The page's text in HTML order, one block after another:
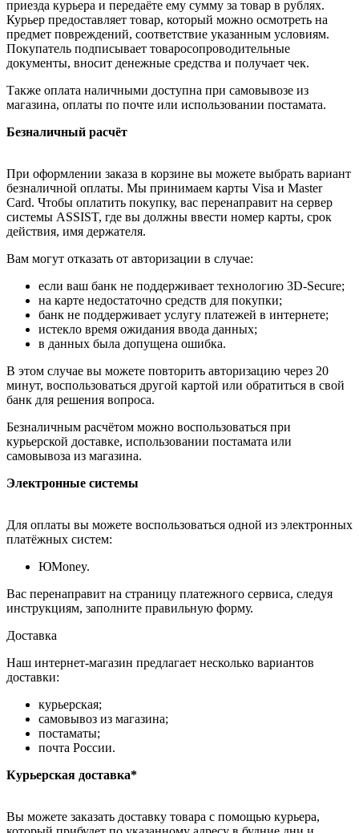
приезда курьера и передаёте ему сумму за товар в рублях.
Курьер предоставляет товар, который можно осмотреть на
предмет повреждений, соответствие указанным условиям.
Покупатель подписывает товаросопроводительные
документы, вносит денежные средства и получает чек.
Также оплата наличными доступна при самовывозе из
магазина, оплаты по почте или использовании постамата.
Безналичный расчёт
При оформлении заказа в корзине вы можете выбрать вариант
безналичной оплаты. Мы принимаем карты Visa и Master
Card. Чтобы оплатить покупку, вас перенаправит на сервер
системы ASSIST, где вы должны ввести номер карты, срок
действия, имя держателя.
Вам могут отказать от авторизации в случае:
если ваш банк не поддерживает технологию 3D-Secure;
на карте недостаточно средств для покупки;
банк не поддерживает услугу платежей в интернете;
истекло время ожидания ввода данных;
в данных была допущена ошибка.
В этом случае вы можете повторить авторизацию через 20
минут, воспользоваться другой картой или обратиться в свой
банк для решения вопроса.
Безналичным расчётом можно воспользоваться при
курьерской доставке, использовании постамата или
самовывоза из магазина.
Электронные системы
Для оплаты вы можете воспользоваться одной из электронных
платёжных систем:
ЮMoney.
Вас перенаправит на страницу платежного сервиса, следуя
инструкциям, заполните правильную форму.
Доставка
Наш интернет-магазин предлагает несколько вариантов
доставки:
курьерская;
самовывоз из магазина;
постаматы;
почта России.
Курьерская доставка*
Вы можете заказать доставку товара с помощью курьера,